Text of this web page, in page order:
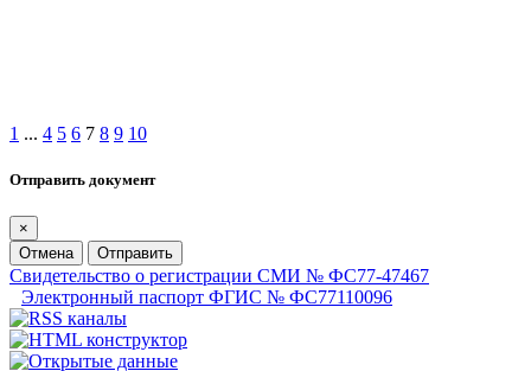
1 ... 4 5 6 7 8 9 10
Отправить документ
×
Отмена
Отправить
Свидетельство о регистрации СМИ № ФС77-47467
Электронный паспорт ФГИС № ФС77110096